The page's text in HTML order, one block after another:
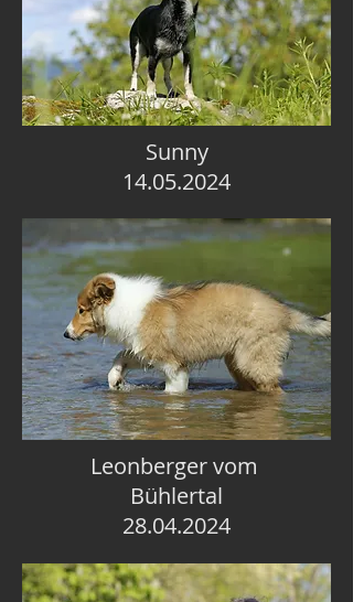
Sunny
14.05.2024
Leonberger vom
Bühlertal
28.04.2024